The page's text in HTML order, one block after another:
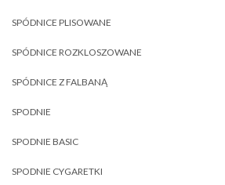
SPÓDNICE PLISOWANE
SPÓDNICE ROZKLOSZOWANE
SPÓDNICE Z FALBANĄ
SPODNIE
SPODNIE BASIC
SPODNIE CYGARETKI